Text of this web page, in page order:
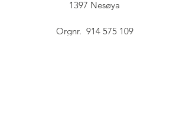
1397 Nesøya
Orgnr.  914 575 109